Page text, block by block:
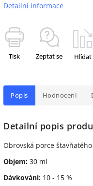
Detailní informace
Tisk Zeptat se Hlídat
Popis Hodnocení
Detailní popis
Obrovská porce
Objem: 30 ml
Dávkování: 10 - 15 %